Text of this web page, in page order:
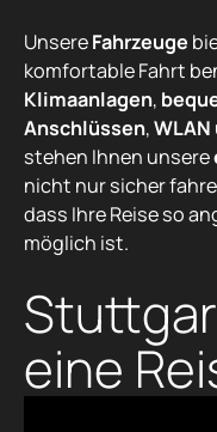
UnsereFahrzeuge
komfortable Fahrt
Klimaanlagen,
Anschlüssen,WLAN
stehen Ihnen unsere
nicht nur sicher
dass Ihre Reise so
möglich ist.
eine